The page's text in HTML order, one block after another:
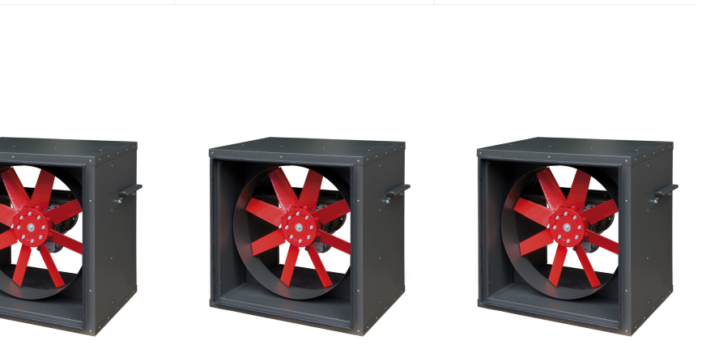
DETAILS DETAILS DETAILS